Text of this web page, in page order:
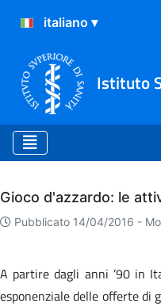
Istituto
Archivio
Gioco d'azzardo: le
Pubblicato 14/04/2016 -
A partire dagli anni ’90 in
esponenziale delle offerte di